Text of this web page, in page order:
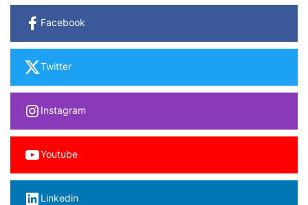
Facebook
Twitter
Instagram
Youtube
Linkedin